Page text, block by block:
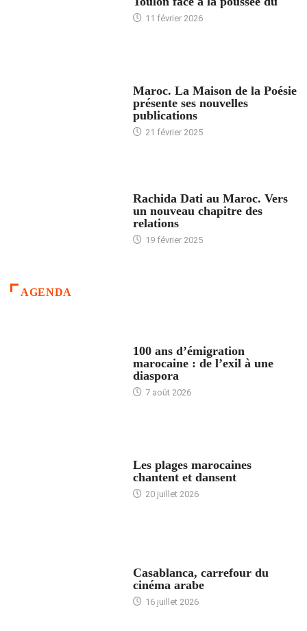
11 février 2026
Maroc. La Maison de la Poésie
présente ses nouvelles
publications
21 février 2025
Rachida Dati au Maroc. Vers
un nouveau chapitre des
relations
19 février 2025
AGENDA
100 ans d’émigration
marocaine : de l’exil à une
diaspora
7 août 2026
Les plages marocaines
chantent et dansent
20 juillet 2026
Casablanca, carrefour du
cinéma arabe
16 juillet 2026